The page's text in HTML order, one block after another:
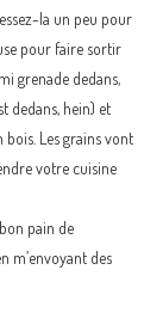
la un peu pour
pour faire sortir
grenade dedans,
dedans, hein) et
bois. Les grains vont
votre cuisine
pain de
m’envoyant des